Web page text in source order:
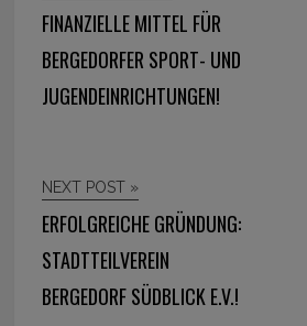
FINANZIELLE MITTEL FÜR
BERGEDORFER SPORT- UND
JUGENDEINRICHTUNGEN!
NEXT POST »
ERFOLGREICHE GRÜNDUNG:
STADTTEILVEREIN
BERGEDORF SÜDBLICK E.V.!